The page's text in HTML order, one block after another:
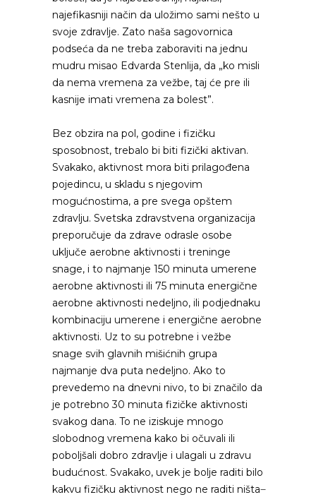
najefikasniji način da uložimo sami nešto u
svoje zdravlje. Zato naša sagovornica
podseća da ne treba zaboraviti na jednu
mudru misao Edvarda Stenlija, da „ko misli
da nema vremena za vežbe, taj će pre ili
kasnije imati vremena za bolest”.
Bez obzira na pol, godine i fizičku
sposobnost, trebalo bi biti fizički aktivan.
Svakako, aktivnost mora biti prilagođena
pojedincu, u skladu s njegovim
mogućnostima, a pre svega opštem
zdravlju. Svetska zdravstvena organizacija
preporučuje da zdrave odrasle osobe
uključe aerobne aktivnosti i treninge
snage, i to najmanje 150 minuta umerene
aerobne aktivnosti ili 75 minuta energične
aerobne aktivnosti nedeljno, ili podjednaku
kombinaciju umerene i energične aerobne
aktivnosti. Uz to su potrebne i vežbe
snage svih glavnih mišićnih grupa
najmanje dva puta nedeljno. Ako to
prevedemo na dnevni nivo, to bi značilo da
je potrebno 30 minuta fizičke aktivnosti
svakog dana. To ne iziskuje mnogo
slobodnog vremena kako bi očuvali ili
poboljšali dobro zdravlje i ulagali u zdravu
budućnost. Svakako, uvek je bolje raditi bilo
kakvu fizičku aktivnost nego ne raditi ništa ̶